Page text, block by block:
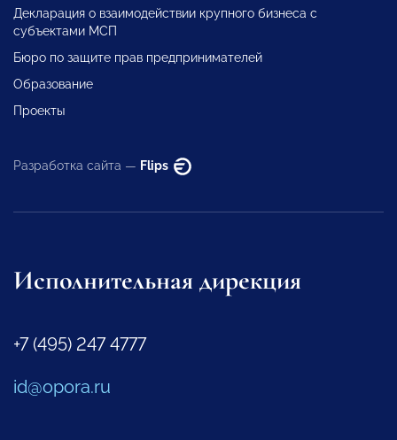
Декларация о взаимодействии крупного бизнеса с
субъектами МСП
Бюро по защите прав предпринимателей
Образование
Проекты
Разработка сайта — Flips
Исполнительная дирекция
+7 (495) 247 4777
id@opora.ru